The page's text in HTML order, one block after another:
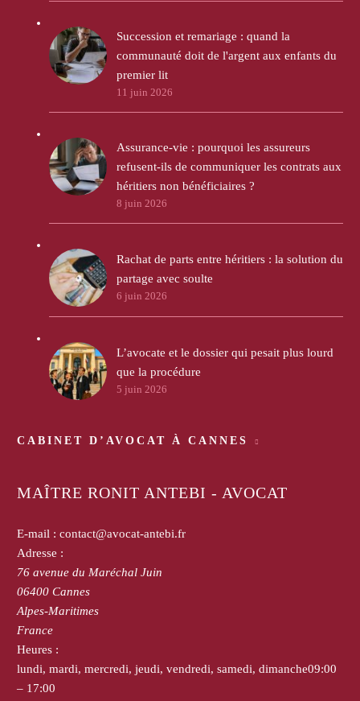
Succession et remariage : quand la
communauté doit de l'argent aux enfants du
premier lit
11 juin 2026
Assurance-vie : pourquoi les assureurs
refusent-ils de communiquer les contrats aux
héritiers non bénéficiaires ?
8 juin 2026
Rachat de parts entre héritiers : la solution du
partage avec soulte
6 juin 2026
L’avocate et le dossier qui pesait plus lourd
que la procédure
5 juin 2026
CABINET D’AVOCAT À CANNES
MAÎTRE RONIT ANTEBI - AVOCAT
E-mail : contact@avocat-antebi.fr
Adresse :
76 avenue du Maréchal Juin
06400 Cannes
Alpes-Maritimes
France
Heures :
lundi, mardi, mercredi, jeudi, vendredi, samedi, dimanche09:00
– 17:00